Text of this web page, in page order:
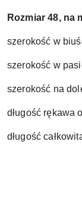
Rozmiar 48, na
szerokość w
szerokość w
szerokość na
długość rękawa
długość
Pomiń